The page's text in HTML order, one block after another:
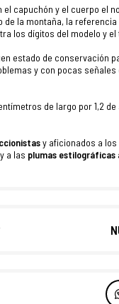
el capuchón y el cuerpo el
de la montaña, la
los dígitos del modelo y el
estado de conservación
y con pocas señales
de largo por 1,2 de
y aficionados a los
y a las plumas estilográficas